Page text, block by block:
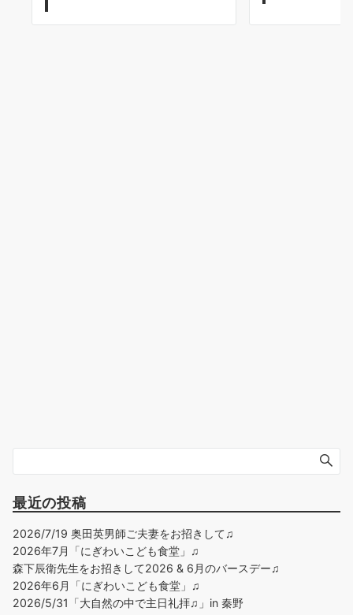
最近の投稿
2026/7/19 奥田英男師ご夫妻をお招きして♫
2026年7月「にぎわいこども食堂」♫
森下辰衛先生をお招きして2026 & 6月のバースデー♫
2026年6月「にぎわいこども食堂」♫
2026/5/31「大自然の中で主日礼拝♫」in 秦野